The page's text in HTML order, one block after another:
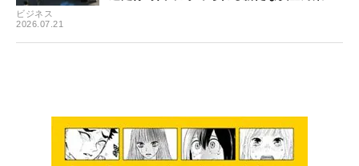
ビジネス
2026.07.21